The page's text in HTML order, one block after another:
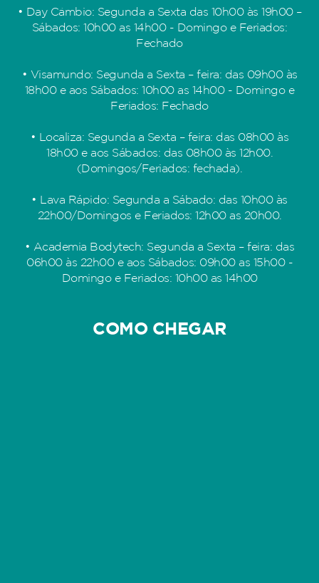
• Day Câmbio: Segunda a Sexta das 10h00 às 19h00 –
Sábados: 10h00 as 14h00 - Domingo e Feriados:
Fechado
• Visamundo: Segunda a Sexta – feira: das 09h00 às
18h00 e aos Sábados: 10h00 as 14h00 - Domingo e
Feriados: Fechado
• Localiza: Segunda a Sexta – feira: das 08h00 às
18h00 e aos Sábados: das 08h00 às 12h00.
(Domingos/Feriados: fechada).
• Lava Rápido: Segunda a Sábado: das 10h00 às
22h00/Domingos e Feriados: 12h00 as 20h00.
• Academia Bodytech: Segunda a Sexta – feira: das
06h00 às 22h00 e aos Sábados: 09h00 as 15h00 -
Domingo e Feriados: 10h00 as 14h00
COMO CHEGAR